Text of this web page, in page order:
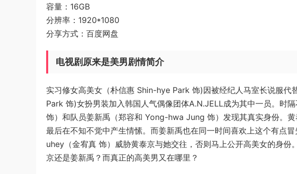
容量：16GB
分辨率：1920*1080
分享方式：百度网盘
电视剧原来是美男剧情简介
实习修女高美女（朴信惠 Shin-hye Park 饰)因被经纪人马室长说服
Park 饰)女扮男装加入韩国人气偶像团体A.N.JELL成为其中一员。时
饰）和队员姜新禹（郑容和 Yong-hwa Jung 饰）发现其真实身份。
最后在不知不觉中产生情愫。而姜新禹也在同一时间喜欢上这个有点
uhey（金宥真 饰）威胁黄泰京与她交往，否则马上公开高美女的身
京还是姜新禹？而真正的高美男又在哪里？